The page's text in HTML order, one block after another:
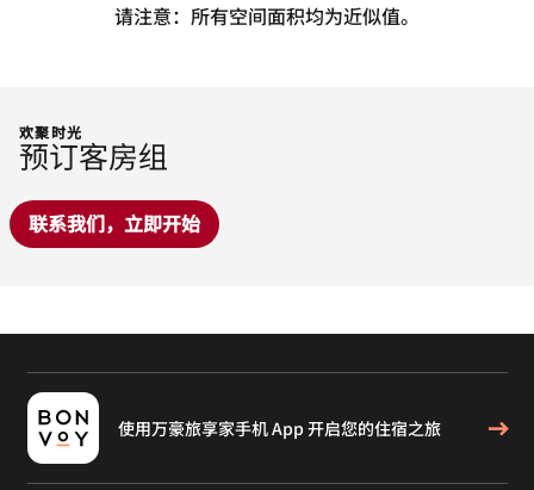
请注意：所有空间面积均为近似值。
欢聚时光
预订客房组
联系我们，立即开始
使用万豪旅享家手机 App 开启您的住宿之旅